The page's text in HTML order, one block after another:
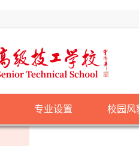
专业设置 校园风